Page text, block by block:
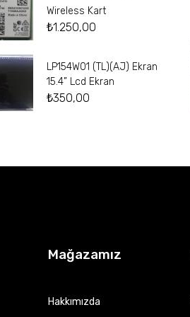
Wireless Kart
₺1.250,00
LP154W01 (TL)(AJ) Ekran
15.4” Lcd Ekran
₺350,00
Mağazamız
Hakkımızda